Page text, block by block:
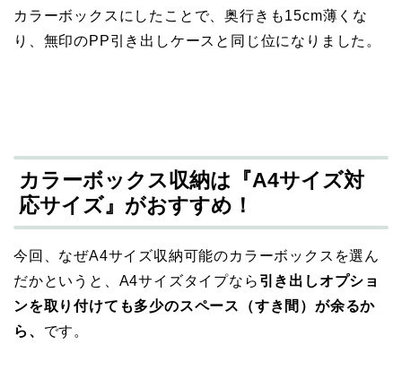
カラーボックスにしたことで、奥行きも15cm薄くな
り、無印のPP引き出しケースと同じ位になりました。
カラーボックス収納は『A4サイズ対
応サイズ』がおすすめ！
今回、なぜA4サイズ収納可能のカラーボックスを選ん
だかというと、A4サイズタイプなら 引き出しオプショ
ンを取り付けても多少のスペース（すき間）が余るか
ら、 です。